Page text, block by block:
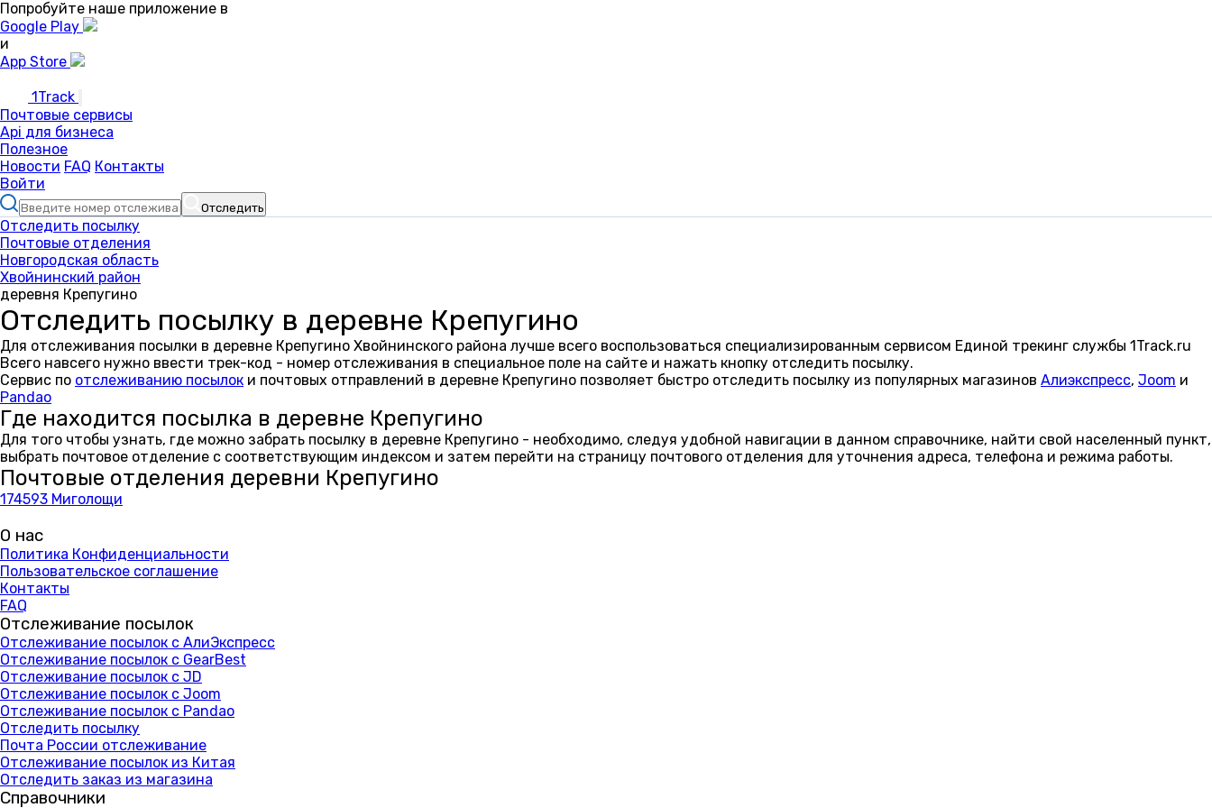
Попробуйте наше приложение в
Google Play
и
App Store
1Track
Почтовые сервисы
Api для бизнеса
Полезное
Новости FAQ Контакты
Войти
Отследить
Отследить посылку
Почтовые отделения
Новгородская область
Хвойнинский район
деревня Крепугино
Отследить посылку в деревне Крепугино
Для отслеживания посылки в деревне Крепугино Хвойнинского района лучше всего воспользоваться специализированным сервисом Единой трекинг службы 1Track.ru
Всего навсего нужно ввести трек-код - номер отслеживания в специальное поле на сайте и нажать кнопку отследить посылку.
Сервис по отслеживанию посылок и почтовых отправлений в деревне Крепугино позволяет быстро отследить посылку из популярных магазинов Алиэкспресс, Joom и
Pandao
Где находится посылка в деревне Крепугино
Для того чтобы узнать, где можно забрать посылку в деревне Крепугино - необходимо, следуя удобной навигации в данном справочнике, найти свой населенный пункт,
выбрать почтовое отделение с соответствующим индексом и затем перейти на страницу почтового отделения для уточнения адреса, телефона и режима работы.
Почтовые отделения деревни Крепугино
174593 Миголощи
О нас
Политика Конфиденциальности
Пользовательское соглашение
Контакты
FAQ
Отслеживание посылок
Отслеживание посылок с АлиЭкспресс
Отслеживание посылок с GearBest
Отслеживание посылок с JD
Отслеживание посылок с Joom
Отслеживание посылок с Pandao
Отследить посылку
Почта России отслеживание
Отслеживание посылок из Китая
Отследить заказ из магазина
Справочники